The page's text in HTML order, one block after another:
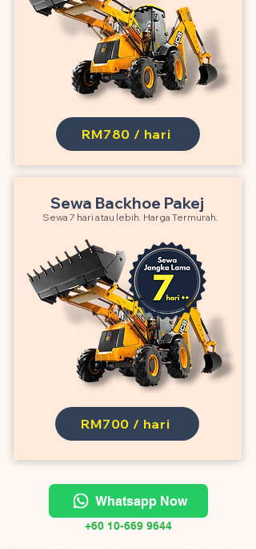
RM780 / hari
Sewa Backhoe Pakej
Sewa 7 hari atau lebih. Harga Termurah.
RM700 / hari
Whatsapp Now
+60 10-669 9644